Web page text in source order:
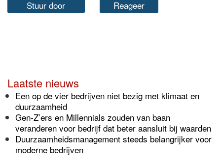
Stuur door Reageer
Laatste nieuws
Een op de vier bedrijven niet bezig met klimaat en
duurzaamheid
Gen-Z’ers en Millennials zouden van baan
veranderen voor bedrijf dat beter aansluit bij waarden
Duurzaamheidsmanagement steeds belangrijker voor
moderne bedrijven